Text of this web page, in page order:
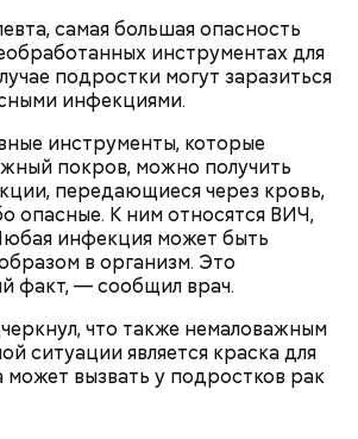
самая большая опасность
инструментах для
подростки могут заразиться
инфекциями.
инструменты, которые
покров, можно получить
передающиеся через кровь,
опасные. К ним относятся ВИЧ,
инфекция может быть
в организм. Это
факт, — сообщил врач.
что также немаловажным
ситуации является краска для
может вызвать у подростков рак
Терапевт Кондрахин назвал
продукты и напитки, которые
выводят токсины из организма
словам врача, лучше не есть:
Чистит сосуды и защищает от
рака: чем полезен кресс-салат